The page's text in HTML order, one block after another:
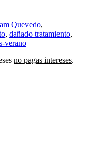
Quevedo,
, dañado tratamiento,
verano
no pagas intereses.